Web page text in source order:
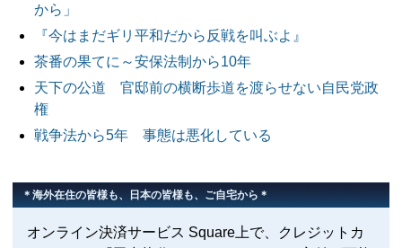
から」
『今はまだギリ平和だから反戦を叫ぶよ』
茶番の果てに～安保法制から10年
天下の公道 官邸前の横断歩道を渡らせない自民党政
権
戦争法から5年 事態は悪化している
＊海外在住の皆様も、日本の皆様も、ご自宅から＊
オンライン決済サービス Square上で、クレジットカ